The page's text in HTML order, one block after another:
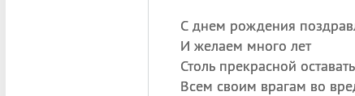
С днем рождения
И желаем много лет
Столь прекрасной
Всем своим врагам во